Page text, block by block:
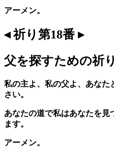
アーメン。
◂ 祈り第18番 ▸
父を探すための祈り
私の主よ、私の父よ、あなた
さい。
あなたの道で私はあなたを
ます。
アーメン。